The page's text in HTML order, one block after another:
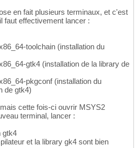
en fait plusieurs terminaux, et c'est
faut effectivement lancer :
toolchain (installation du
gtk4 (installation de la library de
pkgconf (installation du
de gtk4)
cette fois-ci ouvrir MSYS2
terminal, lancer :
gtk4
et la library gk4 sont bien